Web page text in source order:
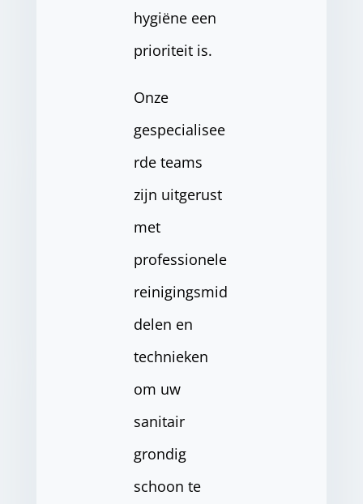
hygiëne een
prioriteit is.
Onze
gespecialisee
rde teams
zijn uitgerust
met
professionele
reinigingsmid
delen en
technieken
om uw
sanitair
grondig
schoon te